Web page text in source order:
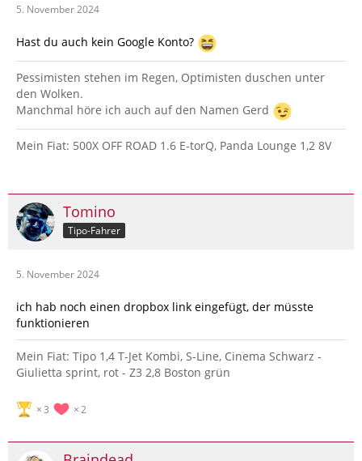
5. November 2024
Hast du auch kein Google Konto?
Pessimisten stehen im Regen, Optimisten duschen unter
den Wolken.
Manchmal höre ich auch auf den Namen Gerd
Mein Fiat: 500X OFF ROAD 1.6 E-torQ, Panda Lounge 1,2 8V
Tomino
Tipo-Fahrer
5. November 2024
ich hab noch einen dropbox link eingefügt, der müsste
funktionieren
Mein Fiat: Tipo 1,4 T-Jet Kombi, S-Line, Cinema Schwarz -
Giulietta sprint, rot - Z3 2,8 Boston grün
3 2